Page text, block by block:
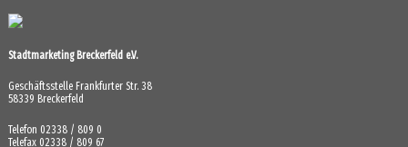
Stadtmarketing Breckerfeld e.V.
Geschäftsstelle Frankfurter Str. 38
58339 Breckerfeld
Telefon 02338 / 809 0
Telefax 02338 / 809 67